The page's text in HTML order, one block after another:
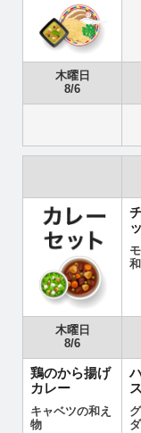
木曜日
8/6
木曜日
8/6
鶏のから揚げ
カレー
キャベツの和え
物
ス
ダ